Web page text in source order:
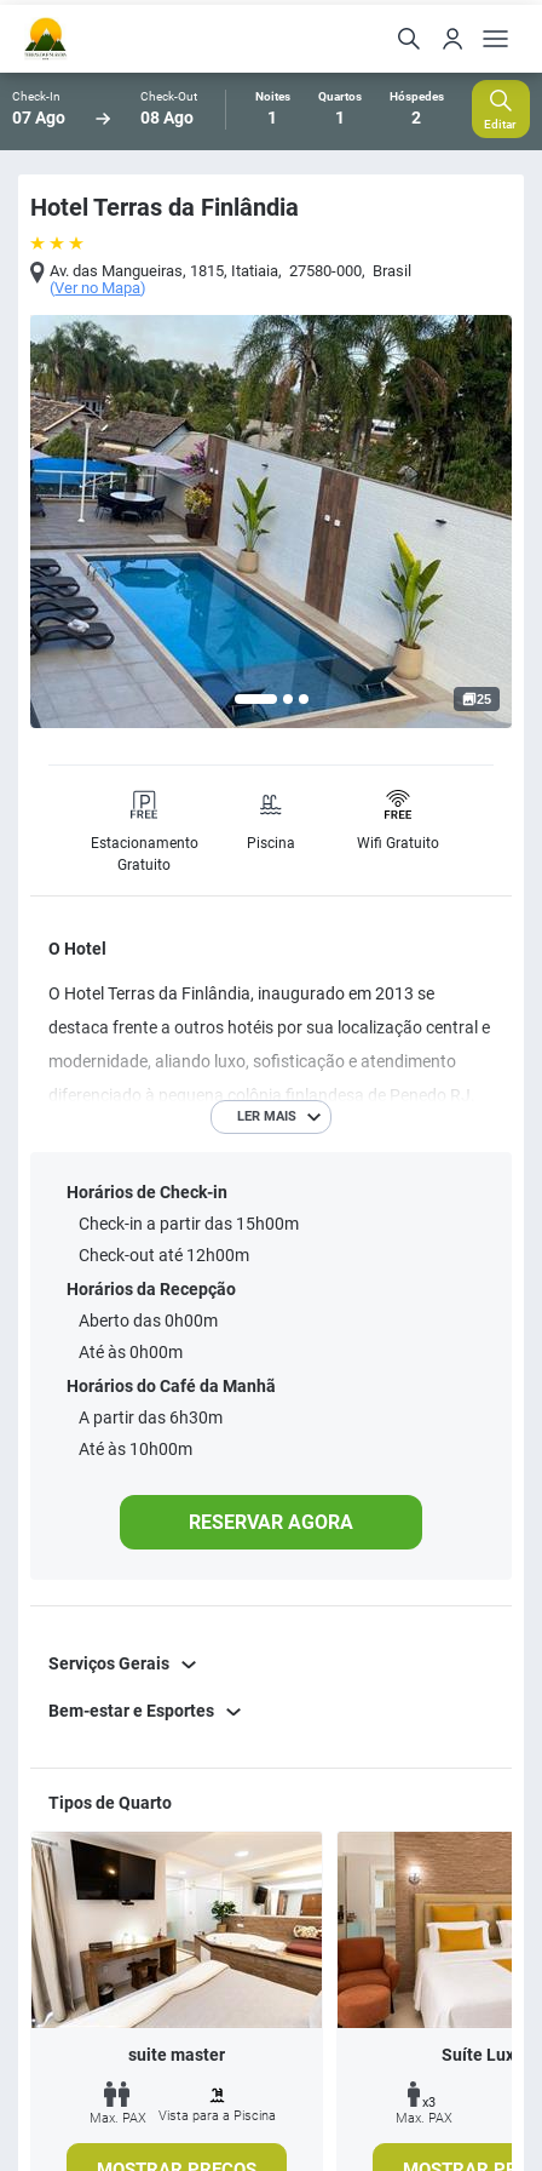
Check-In
07 Ago
Check-Out
08 Ago
Noites
1
Quartos
1
Hóspedes
2 Editar
Hotel Terras da Finlândia
Av. das Mangueiras, 1815, Itatiaia, 27580-000, Brasil
(Ver no Mapa)
25
Estacionamento
Gratuito
Piscina Wifi Gratuito
O Hotel
O Hotel Terras da Finlândia, inaugurado em 2013 se
destaca frente a outros hotéis por sua localização central e
modernidade, aliando luxo, sofisticação e atendimento
diferenciado à pequena colônia finlandesa de Penedo RJ.
Situado a apenas 100 m do centro de Penedo e localizado
Este hotel oferece piscina ao ar livre, sauna, academia e
buffet de café da manhã. Os quartos dispõem de ar-
condicionado, varanda e WiFi gratuito. Os quartos
modernos e aconchegantes do Terras da Finlândia
LER MAIS
Horários de Check-in
Check-in a partir das 15h00m
Check-out até 12h00m
Horários da Recepção
Aberto das 0h00m
Até às 0h00m
Horários do Café da Manhã
A partir das 6h30m
Até às 10h00m
RESERVAR AGORA
Serviços Gerais
Bem-estar e Esportes
Tipos de Quarto
suite master
Max. PAX Vista para a Piscina
Suíte Luxo
x3
Max. PAX